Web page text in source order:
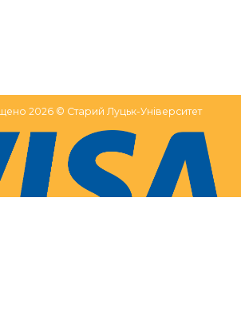
2026 © Старий Луцьк-Університет